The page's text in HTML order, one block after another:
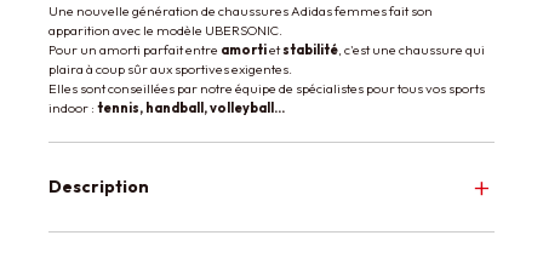
Une nouvelle génération de chaussures Adidas femmes fait son
apparition avec le modèle UBERSONIC.
Pour un amorti parfait entre amortietstabilité , c'est une chaussure qui
plaira à coup sûr aux sportives exigentes.
Elles sont conseillées par notre équipe de spécialistes pour tous vos sports
indoor : tennis, handball, volleyball...
Description